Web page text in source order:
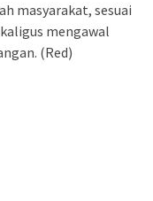
masyarakat, sesuai
mengawal
(Red)